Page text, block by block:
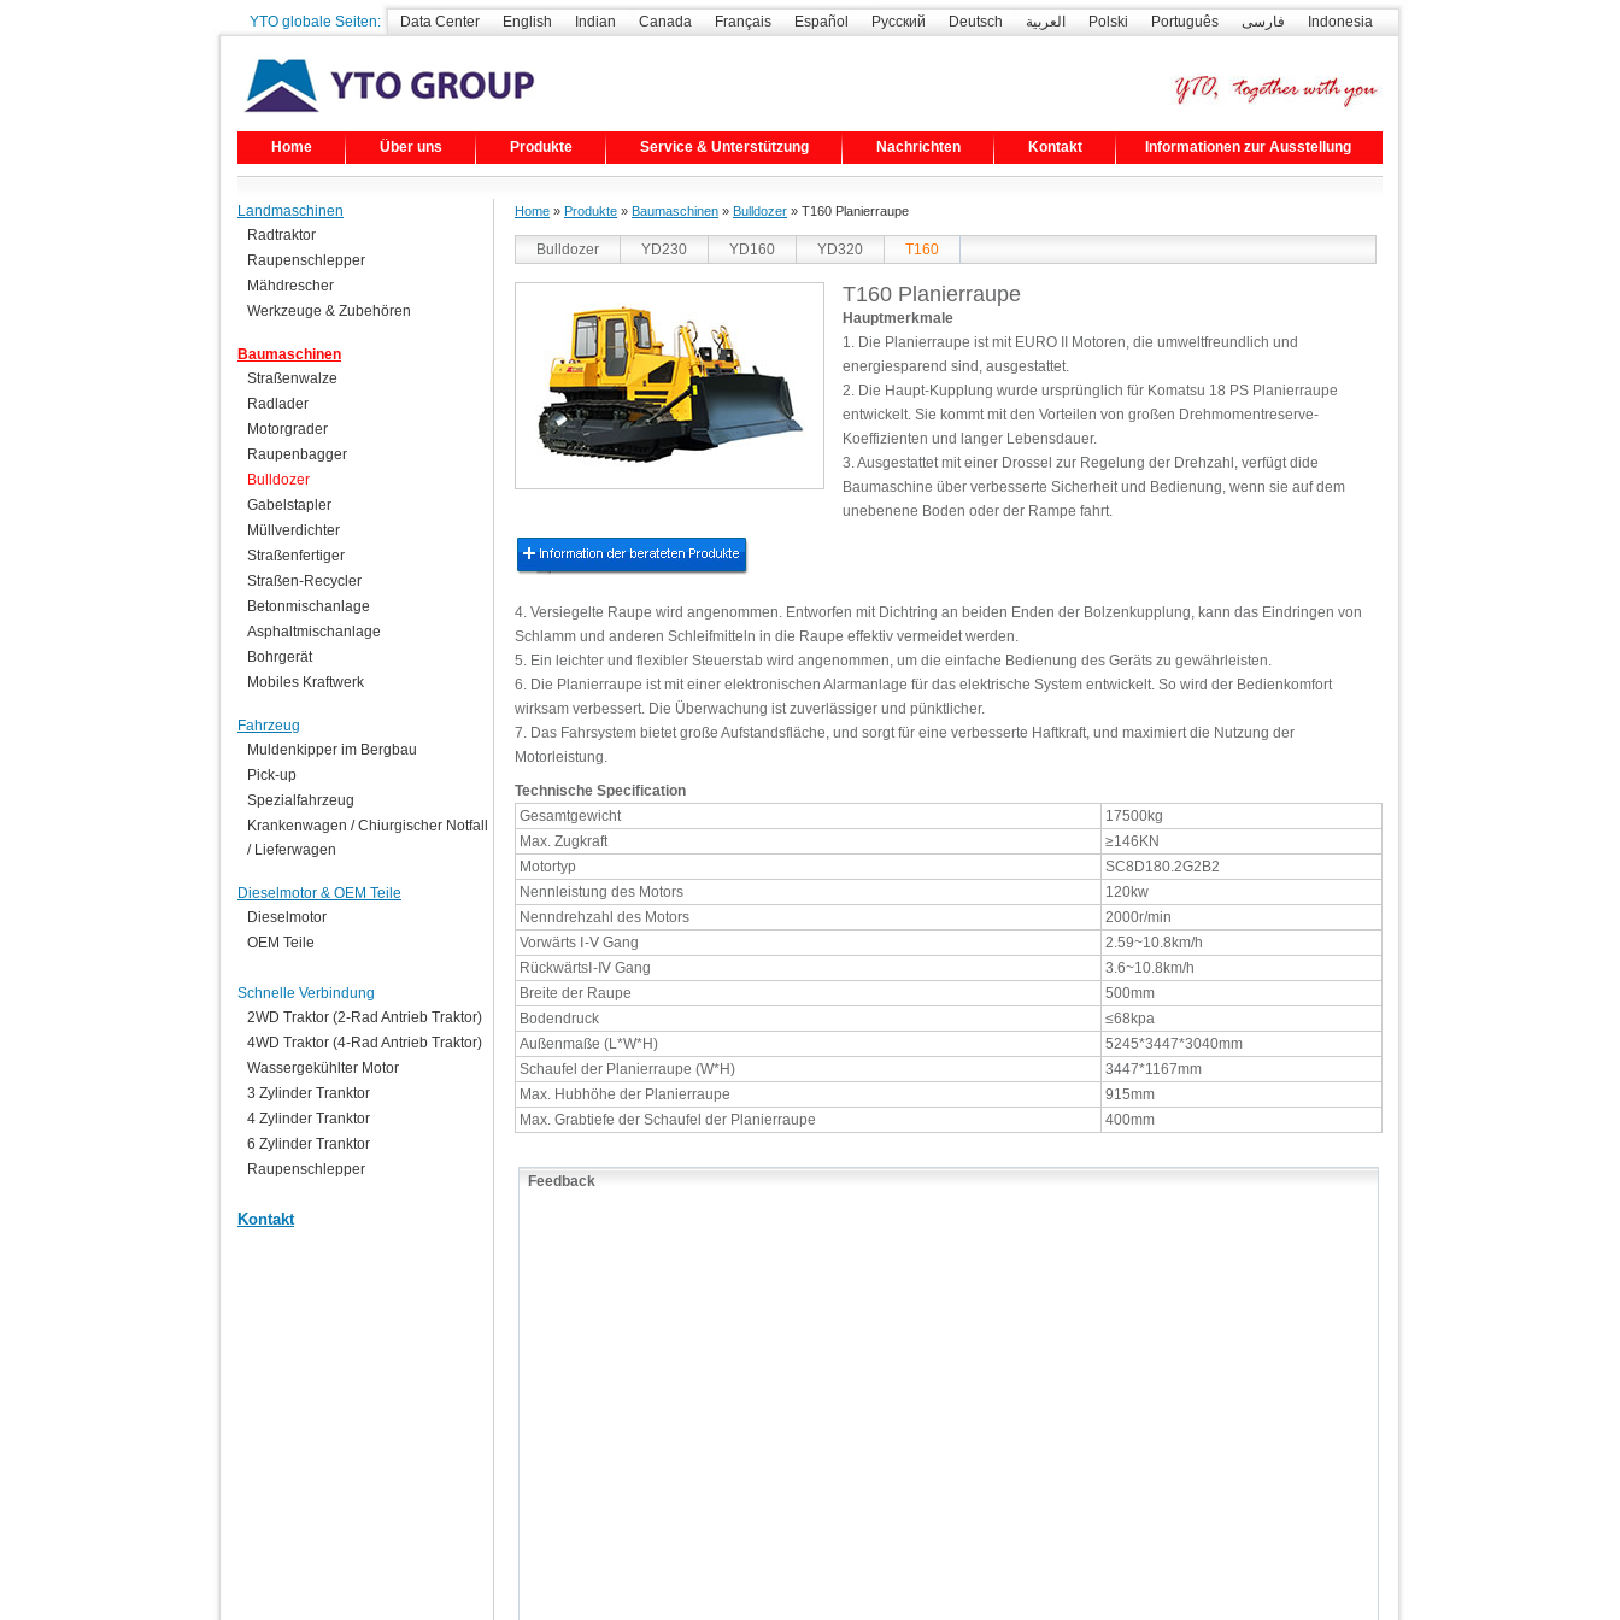
YTO globale Seiten: Data Center English Indian Canada Français Español Русский Deutsch العربية Polski Português فارسی Indonesia
Home Über uns Produkte Service & Unterstützung Nachrichten Kontakt Informationen zur Ausstellung
Home » Produkte » Baumaschinen » Bulldozer » T160 Planierraupe
Bulldozer YD230 YD160 YD320 T160
T160 Planierraupe
Hauptmerkmale
1. Die Planierraupe ist mit EURO II Motoren, die umweltfreundlich und
energiesparend sind, ausgestattet.
2. Die Haupt-Kupplung wurde ursprünglich für Komatsu 18 PS Planierraupe
entwickelt. Sie kommt mit den Vorteilen von großen Drehmomentreserve-
Koeffizienten und langer Lebensdauer.
3. Ausgestattet mit einer Drossel zur Regelung der Drehzahl, verfügt dide
Baumaschine über verbesserte Sicherheit und Bedienung, wenn sie auf dem
unebenene Boden oder der Rampe fahrt.
4. Versiegelte Raupe wird angenommen. Entworfen mit Dichtring an beiden Enden der Bolzenkupplung, kann das Eindringen von
Schlamm und anderen Schleifmitteln in die Raupe effektiv vermeidet werden.
5. Ein leichter und flexibler Steuerstab wird angenommen, um die einfache Bedienung des Geräts zu gewährleisten.
6. Die Planierraupe ist mit einer elektronischen Alarmanlage für das elektrische System entwickelt. So wird der Bedienkomfort
wirksam verbessert. Die Überwachung ist zuverlässiger und pünktlicher.
7. Das Fahrsystem bietet große Aufstandsfläche, und sorgt für eine verbesserte Haftkraft, und maximiert die Nutzung der
Motorleistung.
Technische Specification
Gesamtgewicht
17500kg
Max. Zugkraft
≥146KN
Motortyp
SC8D180.2G2B2
Nennleistung des Motors
120kw
Nenndrehzahl des Motors
2000r/min
Vorwärts Ⅰ-Ⅴ Gang
2.59~10.8km/h
RückwärtsⅠ-Ⅳ Gang
3.6~10.8km/h
Breite der Raupe
500mm
Bodendruck
≤68kpa
Außenmaße (L*W*H)
5245*3447*3040mm
Schaufel der Planierraupe (W*H)
3447*1167mm
Max. Hubhöhe der Planierraupe
915mm
Max. Grabtiefe der Schaufel der Planierraupe
400mm
Feedback
Landmaschinen
Radtraktor
Raupenschlepper
Mähdrescher
Werkzeuge & Zubehören
Baumaschinen
Straßenwalze
Radlader
Motorgrader
Raupenbagger
Bulldozer
Gabelstapler
Müllverdichter
Straßenfertiger
Straßen-Recycler
Betonmischanlage
Asphaltmischanlage
Bohrgerät
Mobiles Kraftwerk
Fahrzeug
Muldenkipper im Bergbau
Pick-up
Spezialfahrzeug
Krankenwagen / Chiurgischer Notfall
/ Lieferwagen
Dieselmotor & OEM Teile
Dieselmotor
OEM Teile
Schnelle Verbindung
2WD Traktor (2-Rad Antrieb Traktor)
4WD Traktor (4-Rad Antrieb Traktor)
Wassergekühlter Motor
3 Zylinder Tranktor
4 Zylinder Tranktor
6 Zylinder Tranktor
Raupenschlepper
Kontakt